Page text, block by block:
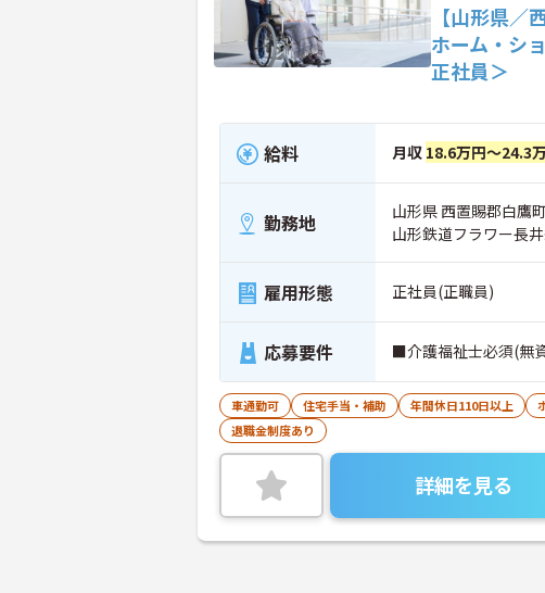
【山形県
ホーム・シ
正社員＞
給料 月収 18.6万円～24.3
勤務地
山形県 西置賜郡白鷹
山形鉄道フラワー長
雇用形態 正社員(正職員)
応募要件 ■介護福祉士必須(無
車通勤可 住宅手当・補助 年間休日110日以上
退職金制度あり
詳細を見る